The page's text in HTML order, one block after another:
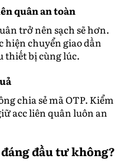
quân an toàn
trở nên sạch sẽ hơn.
hiện chuyển giao dần
thiết bị cùng lúc.
chia sẻ mã OTP. Kiểm
acc liên quân luôn an
đầu tư không?